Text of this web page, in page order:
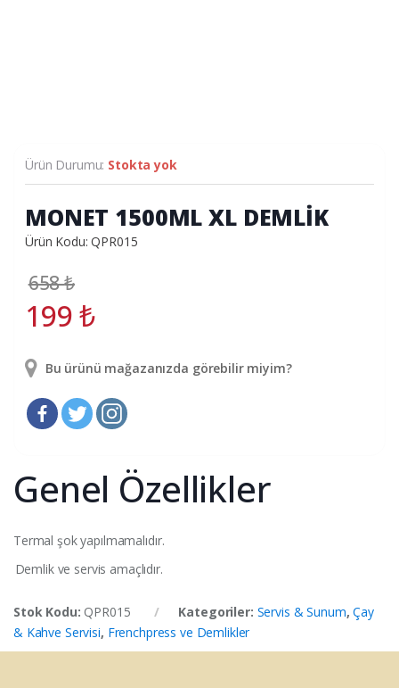
Ürün Durumu: Stokta yok
MONET 1500ML XL DEMLİK
Ürün Kodu: QPR015
658₺
199₺
Bu ürünü mağazanızda görebilir miyim?
Genel Özellikler
Termal şok yapılmamalıdır.
Demlik ve servis amaçlıdır.
Stok Kodu: QPR015 Kategoriler: Servis & Sunum,Çay
& Kahve Servisi, Frenchpress ve Demlikler